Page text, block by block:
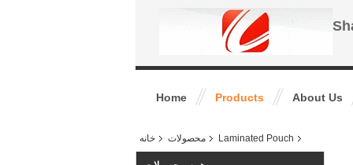
Home Products About Us
خانه محصولات Laminated Pouch